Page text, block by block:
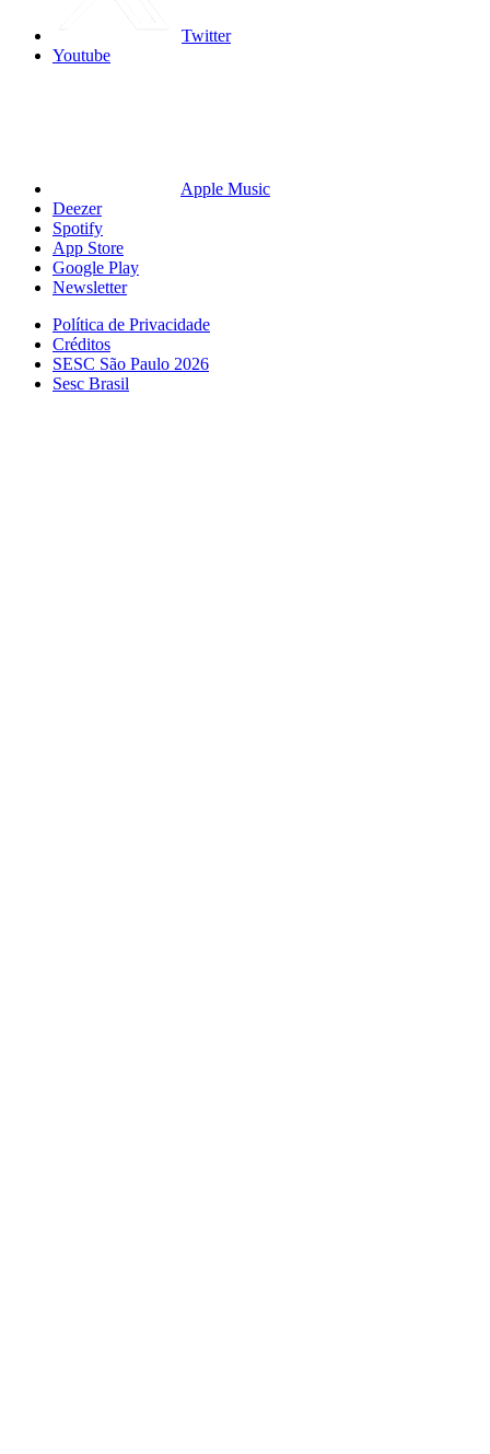
Twitter
Youtube
Apple Music
Deezer
Spotify
App Store
Google Play
Newsletter
Política de Privacidade
Créditos
SESC São Paulo 2026
Sesc Brasil